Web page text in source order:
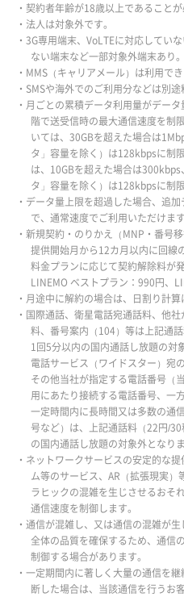
・契約者年齢が18歳以上であることが
・法人は対象外です。
・3G専用端末、VoLTEに対応してい
ない端末など一部対象外端末あり。
・MMS（キャリアメール）は利用でき
・SMSや海外でのご利用分などは別途
・月ごとの累積データ利用量がデー
階で送受信時の最大通信速度を制
いては、30GBを超えた場合は
タ」容量を除く）は128kbpsに制
は、10GBを超えた場合は
タ」容量を除く）は128kbpsに制限
・データ量上限を超過した場合、追
で、通常速度でご利用いただけます
・新規契約・のりかえ（MNP・番号
提供開始月から12カ月以内に回線
料金プランに応じて契約解除料が発
LINEMO ベストプラン：990円、
・月途中に解約の場合は、日割り計算
・国際通話、衛星電話宛通話料、他
料、番号案内（104）等は上記通
1回5分以内の国内通話し放題の対
電話サービス（ワイドスター）宛
その他当社が指定する電話番号（
用にあたり接続する電話番号、一
一定時間内に長時間又は多数の通
号など）は、上記通話料（22円/
の国内通話し放題の対象外となりま
・ネットワークサービスの安定的な
ム等のサービス、AR（拡張現実
ラヒックの混雑を生じさせるおそ
通信速度を制御します。
・通信が混雑し、又は通信の混雑が
全体の品質を確保するため、通信
制御する場合があります。
・一定期間内に著しく大量の通信を
断した場合は、当該通信を行うお